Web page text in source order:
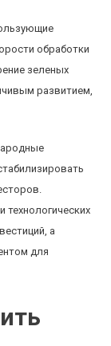
обработки
зеленых
развитием,
технологических
а
для